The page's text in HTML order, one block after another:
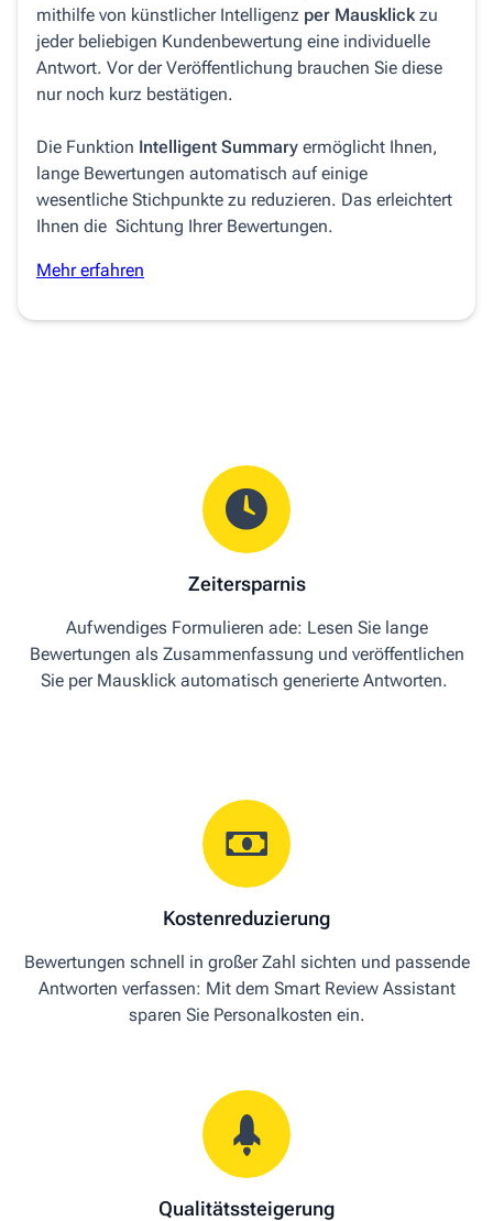
mithilfe von künstlicher Intelligenz per Mausklickzu
jeder beliebigen Kundenbewertung eine individuelle
Antwort. Vor der Veröffentlichung brauchen Sie diese
nur noch kurz bestätigen.
Die Funktion Intelligent Summary ermöglicht Ihnen,
lange Bewertungen automatisch auf einige
wesentliche Stichpunkte zu reduzieren. Das erleichtert
Ihnen die Sichtung Ihrer Bewertungen.
Mehr erfahren
Zeitersparnis
Aufwendiges Formulieren ade: Lesen Sie lange
Bewertungen als Zusammenfassung und veröffentlichen
Sie per Mausklick automatisch generierte Antworten.
Kostenreduzierung
Bewertungen schnell in großer Zahl sichten und passende
Antworten verfassen: Mit dem Smart Review Assistant
sparen Sie Personalkosten ein.
Qualitätssteigerung